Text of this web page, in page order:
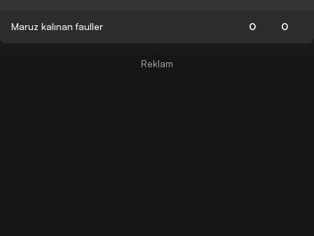
Maruz kalınan fauller 0 0